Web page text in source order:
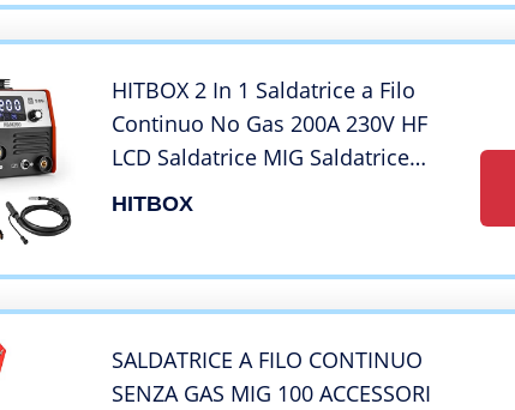
HITBOX 2 In 1 Saldatrice a Filo
Continuo No Gas 200A 230V HF
LCD Saldatrice MIG Saldatrice
Inverter con Torcia Split 2M
HITBOX
SALDATRICE A FILO CONTINUO
SENZA GAS MIG 100 ACCESSORI